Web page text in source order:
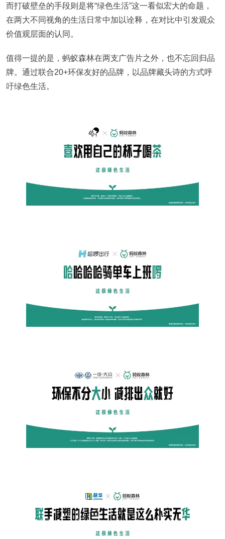
而打破壁垒的手段则是将“绿色生活”这一看似宏大的命题，
在两大不同视角的生活日常中加以诠释，在对比中引发观众
价值观层面的认同。
值得一提的是，蚂蚁森林在两支广告片之外，也不忘回归品
牌。通过联合20+环保友好的品牌，以品牌藏头诗的方式呼
吁绿色生活。